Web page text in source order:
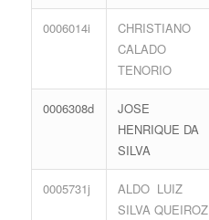
0006014i
CHRISTIANO
CALADO
TENORIO
0006308d
JOSE
HENRIQUE DA
SILVA
0005731j
ALDO LUIZ
SILVA QUEIROZ